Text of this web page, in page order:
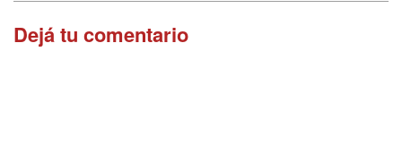
Dejá tu comentario